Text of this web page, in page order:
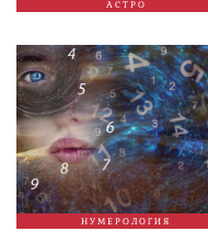
АСТРО
НУМЕРОЛОГИЯ